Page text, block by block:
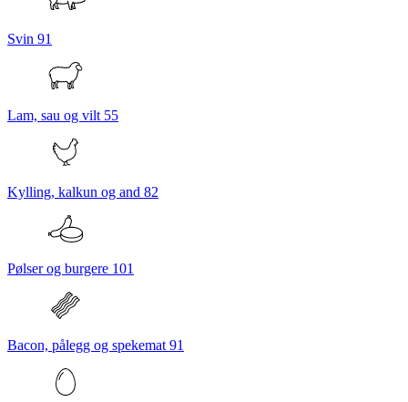
Svin 91
Lam, sau og vilt 55
Kylling, kalkun og and 82
Pølser og burgere 101
Bacon, pålegg og spekemat 91